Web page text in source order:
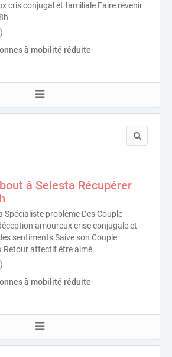
cris conjugal et familiale Faire revenir
à mobilité réduite
à Selesta Récupérer
Spécialiste problème Des Couple
amoureux crise conjugale et
sentiments Saive son Couple
Retour affectif être aimé
à mobilité réduite